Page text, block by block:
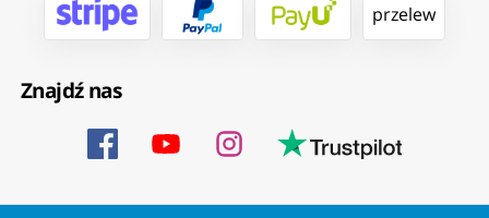
przelew
Znajdź nas